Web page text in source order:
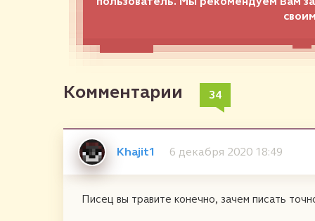
Комментарии 34
Khajit1 6 декабря 2020 18:49
Писец вы травите конечно, зачем писать